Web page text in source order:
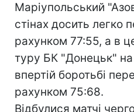
Маріупольський
стінах досить легко
рахунком 77:55, а в
туру БК "Донецьк" на
впертій боротьбі
рахунком 75:68.
Відбулися матчі